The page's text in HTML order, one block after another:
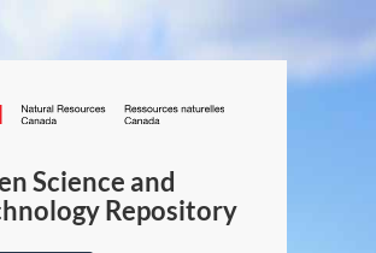
/
Canada
Science and
Repository